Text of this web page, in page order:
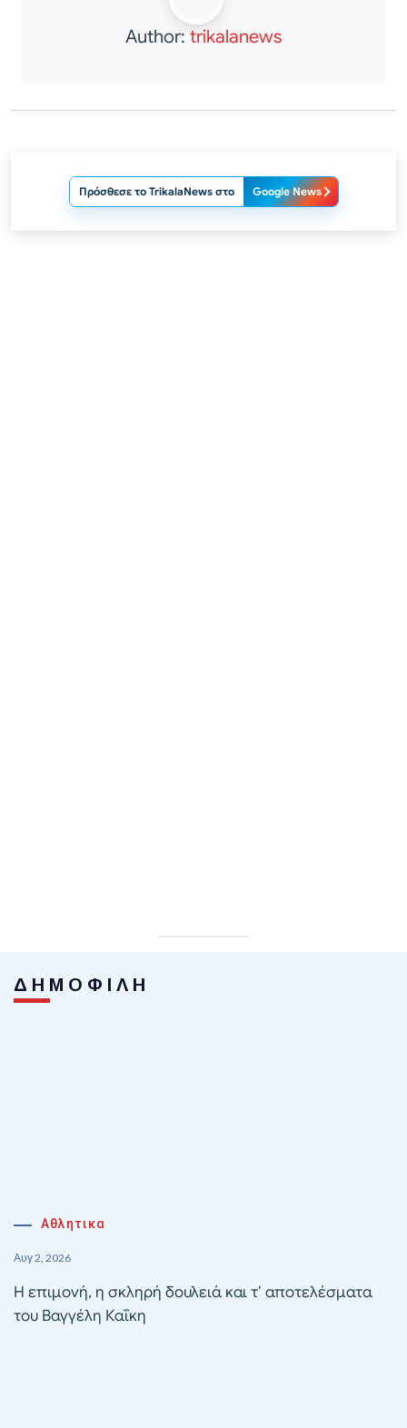
Author: trikalanews
Πρόσθεσε το TrikalaNews στο Google News
ΔΗΜΟΦΙΛΗ
Αθλητικα
Αυγ 2, 2026
Η επιμονή, η σκληρή δουλειά και τ’ αποτελέσματα
του Βαγγέλη Καΐκη